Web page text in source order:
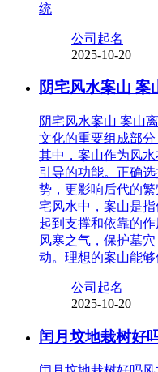
统
公司起名
2025-10-20
阴宅风水案山 案
阴宅风水案山 案山
文化的重要组成部分
其中，案山作为风
引导的功能。正确
势，更影响后代的
宅风水中，案山是
起到支撑和依靠的
风寒之气，保护墓
动。理想的案山能
公司起名
2025-10-20
闰月坟地栽树好